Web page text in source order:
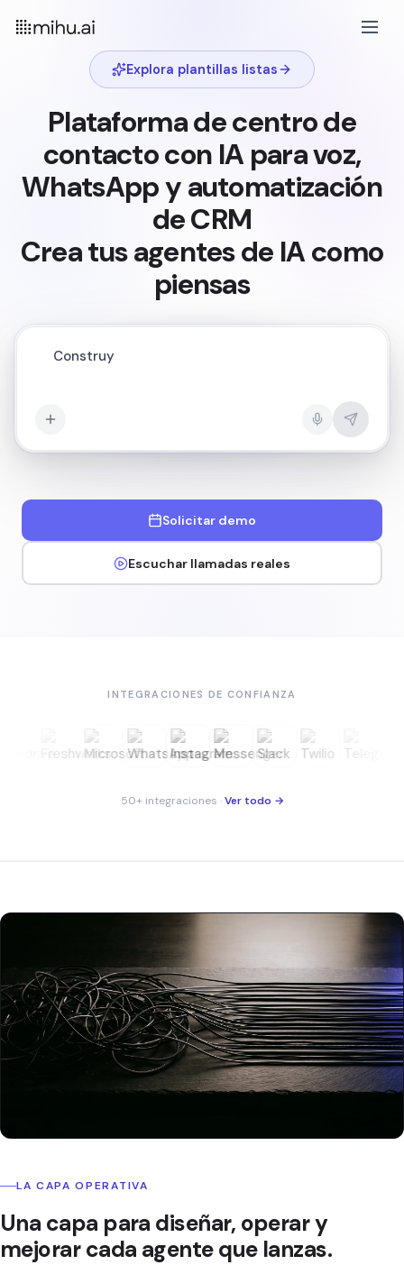
Explora plantillas listas
Plataforma de centro de
contacto con IA para voz,
WhatsApp y automatización
de CRM
Crea tus agentes de IA como
piensas
Conecta mi agente IA a WhatsApp y gesti
Solicitar demo
Escuchar llamadas reales
INTEGRACIONES DE CONFIANZA
50+ integraciones ·Ver todo →
LA CAPA OPERATIVA
Una capa para diseñar, operar y
mejorar cada agente que lanzas.